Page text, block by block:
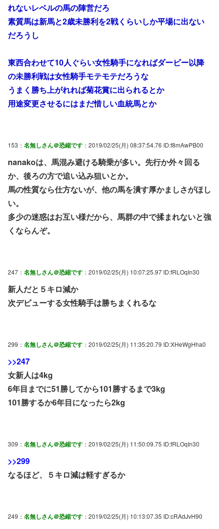
れないレベルの馬の陣営だろ
素質馬は新馬と2歳未勝利を2戦くらいしか平場に出ない
だろうし
東西合わせて10人ぐらい女性騎手になればダービー以降
の未勝利戦は女性騎手モテモテだろうな
うまく勝ち上がれれば菊花賞に出られるとか
用途変更させるにはまだ惜しい血統馬とか
153： 名無しさん＠恐縮です ：2019/02/25(月) 08:37:54.76 ID:f8mAwPB00
nanakoは、馬混み避ける騎乗が多い。先行か外々回る
か、後ろの方で追い込み狙いとか。
馬の性質なら仕方ないが、他の馬を潰す厚かましさがほし
い。
多少の迷惑はお互い様だから、馬群の中で揉まれないと強
くならんぞ。
247： 名無しさん＠恐縮です ：2019/02/25(月) 10:07:25.97 ID:fRLOqIn30
新人だと５キロ減か
次デビューする女性騎手は勝ちまくれるな
299： 名無しさん＠恐縮です ：2019/02/25(月) 11:35:20.79 ID:XHeWgHha0
>>247
女新人は4kg
6年目までに51勝してから101勝するまで3kg
101勝するか6年目になったら2kg
309： 名無しさん＠恐縮です ：2019/02/25(月) 11:50:09.75 ID:fRLOqIn30
>>299
なるほど、５キロ減は軽すぎるか
249： 名無しさん＠恐縮です ：2019/02/25(月) 10:13:07.35 ID:cRAdJvH90